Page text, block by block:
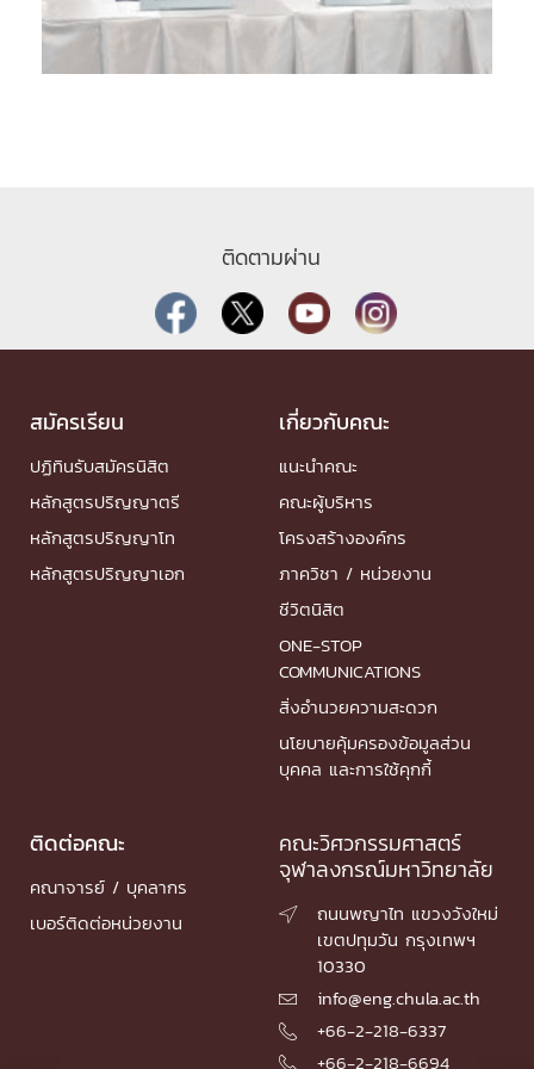
ติดตามผ่าน
สมัครเรียน
ปฏิทินรับสมัครนิสิต
หลักสูตรปริญญาตรี
หลักสูตรปริญญาโท
หลักสูตรปริญญาเอก
เกี่ยวกับคณะ
แนะนำคณะ
คณะผู้บริหาร
โครงสร้างองค์กร
ภาควิชา / หน่วยงาน
ชีวิตนิสิต
ONE-STOP
COMMUNICATIONS
สิ่งอำนวยความสะดวก
นโยบายคุ้มครองข้อมูลส่วน
บุคคล และการใช้คุกกี้
ติดต่อคณะ
คณาจารย์ / บุคลากร
เบอร์ติดต่อหน่วยงาน
คณะวิศวกรรมศาสตร์
จุฬาลงกรณ์มหาวิทยาลัย

ถนนพญาไท แขวงวังใหม่
เขตปทุมวัน กรุงเทพฯ
10330
 info@eng.chula.ac.th
 +66-2-218-6337
 +66-2-218-6694